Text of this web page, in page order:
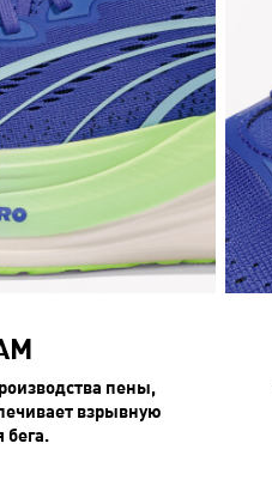
пены,
взрывную
бега.